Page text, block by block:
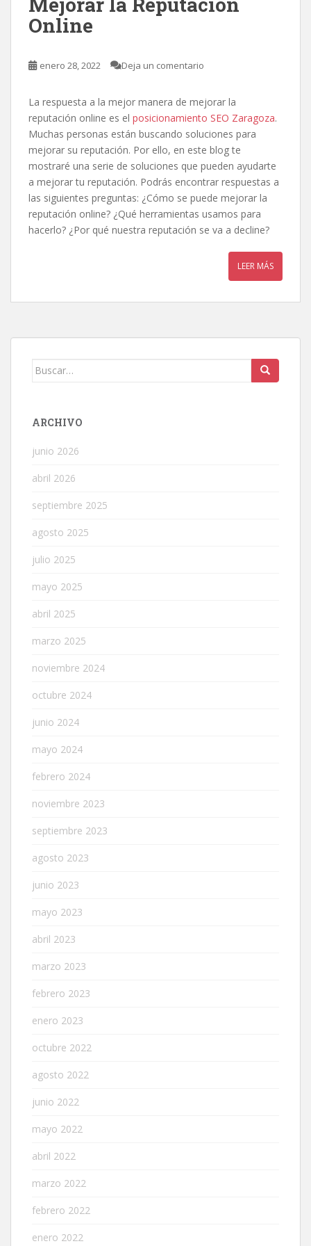
Online
enero 28, 2022 Deja un comentario
La respuesta a la mejor manera de mejorar la
reputación online es el posicionamiento SEO Zaragoza.
Muchas personas están buscando soluciones para
mejorar su reputación. Por ello, en este blog te
mostraré una serie de soluciones que pueden ayudarte
a mejorar tu reputación. Podrás encontrar respuestas a
las siguientes preguntas: ¿Cómo se puede mejorar la
reputación online? ¿Qué herramientas usamos para
hacerlo? ¿Por qué nuestra reputación se va a decline?
LEER MÁS
Buscar:
ARCHIVO
junio 2026
abril 2026
septiembre 2025
agosto 2025
julio 2025
mayo 2025
abril 2025
marzo 2025
noviembre 2024
octubre 2024
junio 2024
mayo 2024
febrero 2024
noviembre 2023
septiembre 2023
agosto 2023
junio 2023
mayo 2023
abril 2023
marzo 2023
febrero 2023
enero 2023
octubre 2022
agosto 2022
junio 2022
mayo 2022
abril 2022
marzo 2022
febrero 2022
enero 2022